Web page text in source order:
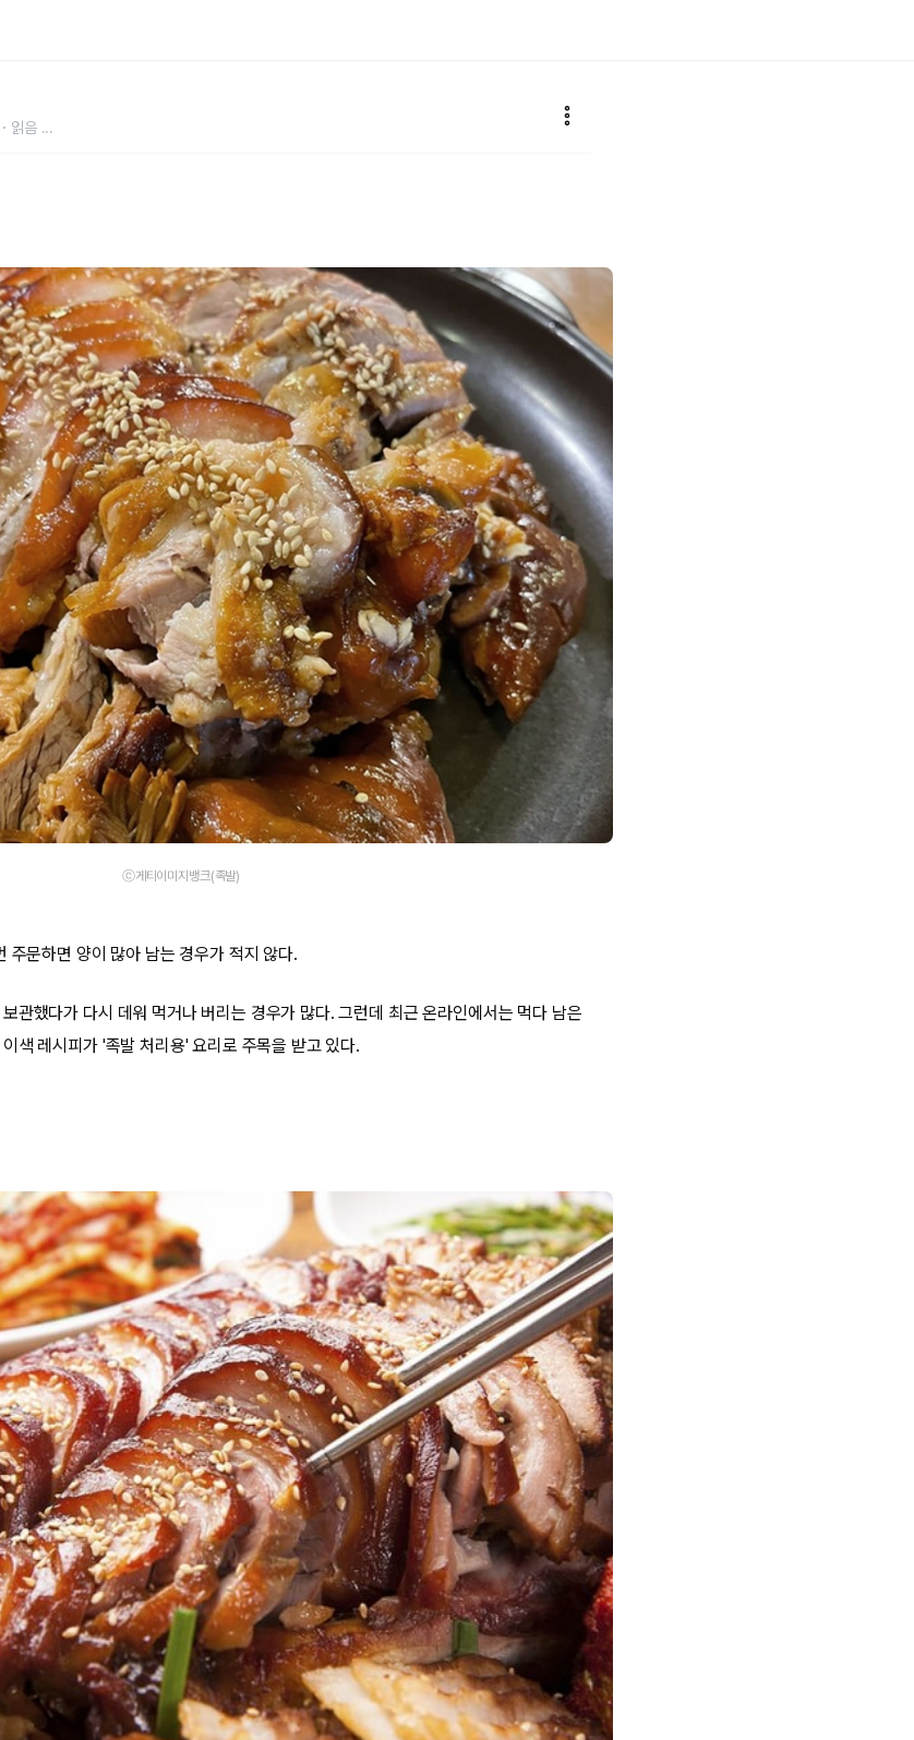
읽음 ...
ⓒ게티이미지뱅크(족발)
주문하면 양이 많아 남는 경우가 적지 않다.
관했다가 다시 데워 먹거나 버리는 경우가 많다. 그런데 최근 온라인에서는 먹다 남은
색 레시피가 '족발 처리용' 요리로 주목을 받고 있다.